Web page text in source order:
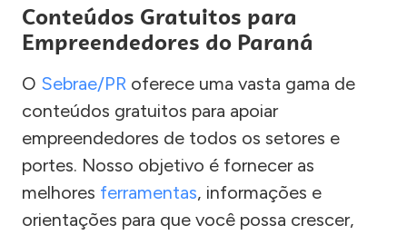
Conteúdos Gratuitos para
Empreendedores do Paraná
O Sebrae/PR oferece uma vasta gama de
conteúdos gratuitos para apoiar
empreendedores de todos os setores e
portes. Nosso objetivo é fornecer as
melhores ferramentas, informações e
orientações para que você possa crescer,